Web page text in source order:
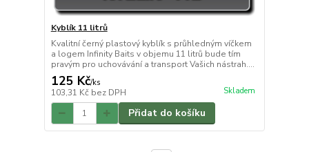
Kyblík 11 litrů
Kvalitní černý plastový kyblík s průhledným víčkem
a logem Infinity Baits v objemu 11 litrů bude tím
pravým pro uchovávání a transport Vašich nástrah....
125 Kč/ks
103,31 Kč bez DPH Skladem
Přidat do košíku